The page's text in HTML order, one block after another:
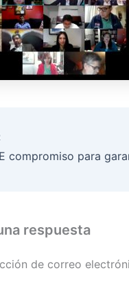
respuesta
de correo